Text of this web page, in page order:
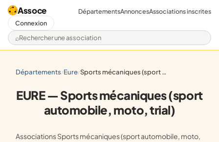
Assoce
Rechercher une association
DépartementsAnnoncesAssociations inscrites
Connexion
départements/ eure/ sports mécaniques (sport automobile, moto, trial)
EURE — Sports mécaniques (sport
automobile, moto, trial)
Associations Sports mécaniques (sport automobile, moto,